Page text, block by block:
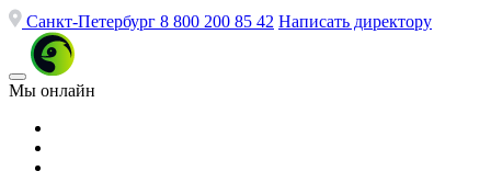
Санкт-Петербург 8 800 200 85 42 Написать директору
Мы онлайн